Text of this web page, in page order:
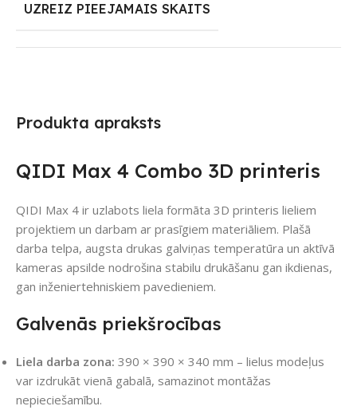
Produkta apraksts
QIDI Max 4 Combo 3D printeris
QIDI Max 4 ir uzlabots liela formāta 3D printeris lieliem
projektiem un darbam ar prasīgiem materiāliem. Plašā
darba telpa, augsta drukas galviņas temperatūra un aktīvā
kameras apsilde nodrošina stabilu drukāšanu gan ikdienas,
gan inženiertehniskiem pavedieniem.
Galvenās priekšrocības
Liela darba zona: 390 × 390 × 340 mm – lielus modeļus
var izdrukāt vienā gabalā, samazinot montāžas
nepieciešamību.
UZREIZ PIEEJAMAIS SKAITS